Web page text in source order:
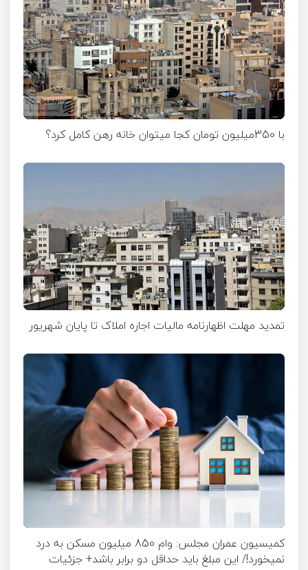
با 350میلیون تومان کجا میتوان خانه رهن کامل کرد؟
تمدید مهلت اظهارنامه مالیات اجاره املاک تا پایان شهریور
کمیسیون عمران مجلس: وام 850 میلیون مسکن به درد
نمیخورد!/ این مبلغ باید حداقل دو برابر باشد+ جزئیات